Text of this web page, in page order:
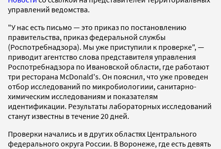
управлений ведомства.
"У нас есть письмо — это приказ по постановлению
правительства, приказ федеральной службы
(Роспотребнадзора). Мы уже приступили к проверке", —
приводит агентство слова представителя управления
Роспотребнадзора по Ивановской области, где работают
три ресторана McDonald's. Он пояснил, что уже проведен
отбор исследований по микробиологиии, санитарно-
химическим исследованиям и показателям
идентификации. Результаты лабораторных исследований
станут известны в течение 20 дней.
Проверки начались и в других областях Центрального
федерального округа России. В Воронеже, где есть девять